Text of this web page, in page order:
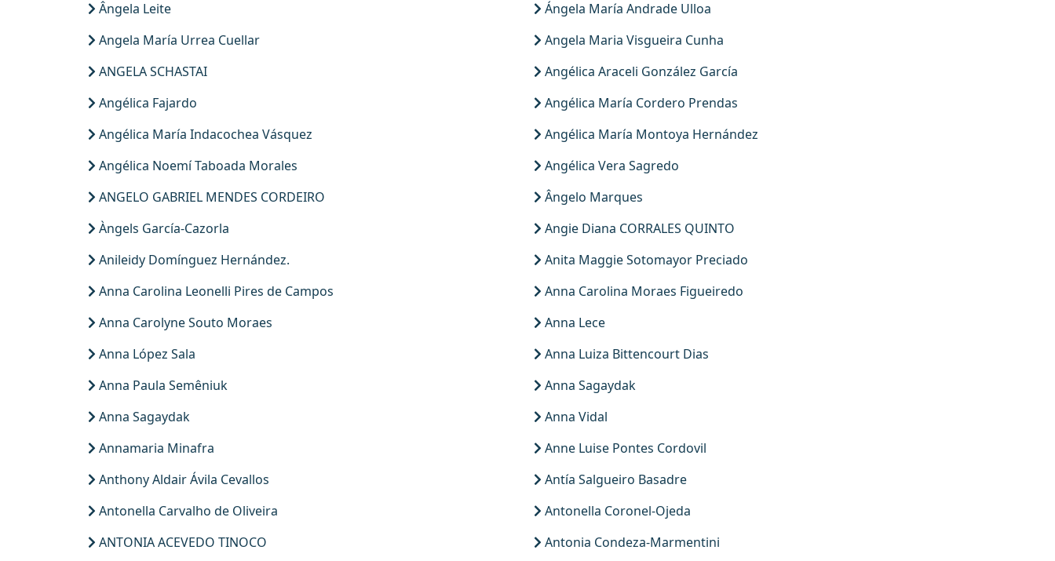
Ângela Leite
Ángela María Andrade Ulloa
Angela María Urrea Cuellar
Angela Maria Visgueira Cunha
ANGELA SCHASTAI
Angélica Araceli González García
Angélica Fajardo
Angélica María Cordero Prendas
Angélica María Indacochea Vásquez
Angélica María Montoya Hernández
Angélica Noemí Taboada Morales
Angélica Vera Sagredo
ANGELO GABRIEL MENDES CORDEIRO
Ângelo Marques
Àngels García-Cazorla
Angie Diana CORRALES QUINTO
Anileidy Domínguez Hernández.
Anita Maggie Sotomayor Preciado
Anna Carolina Leonelli Pires de Campos
Anna Carolina Moraes Figueiredo
Anna Carolyne Souto Moraes
Anna Lece
Anna López Sala
Anna Luiza Bittencourt Dias
Anna Paula Semêniuk
Anna Sagaydak
Anna Sagaydak
Anna Vidal
Annamaria Minafra
Anne Luise Pontes Cordovil
Anthony Aldair Ávila Cevallos
Antía Salgueiro Basadre
Antonella Carvalho de Oliveira
Antonella Coronel-Ojeda
ANTONIA ACEVEDO TINOCO
Antonia Condeza-Marmentini